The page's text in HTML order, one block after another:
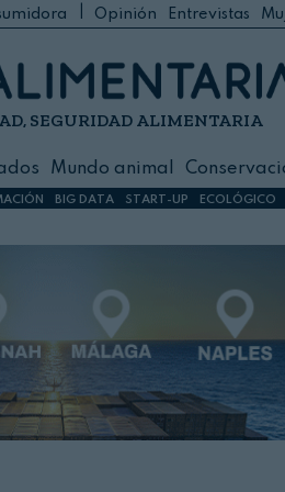
Opinión Entrevistas
SEGURIDAD ALIMENTARIA
Mundo animal
BIG DATA START-UP ECOLÓGICO